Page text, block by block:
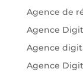
Agence de
Agence
Agence
Agence